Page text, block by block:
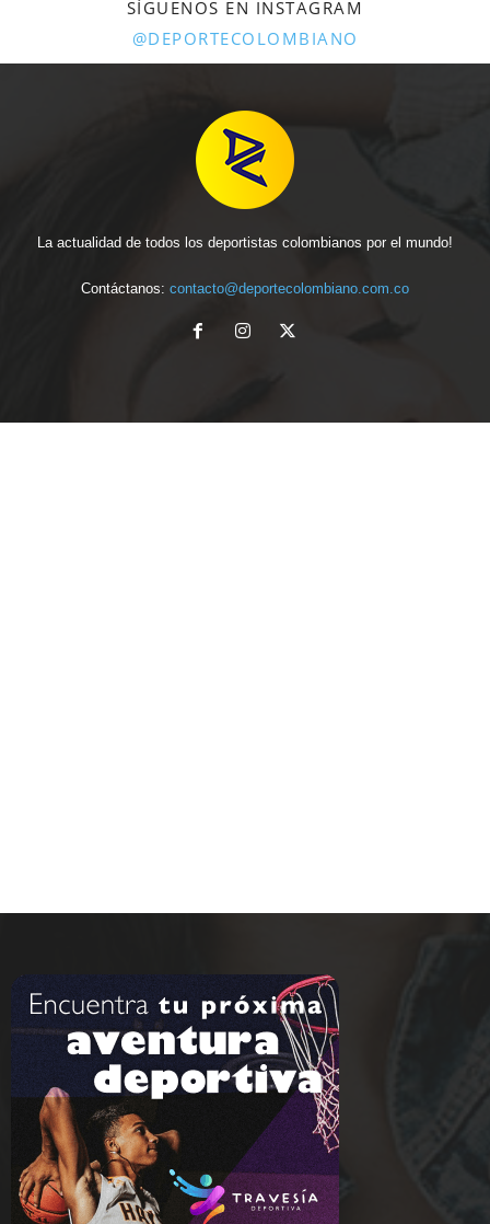
SÍGUENOS EN INSTAGRAM
@DEPORTECOLOMBIANO
La actualidad de todos los deportistas colombianos por el mundo!
Contáctanos: contacto@deportecolombiano.com.co